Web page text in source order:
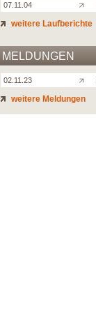
07.11.04
weitere Laufberichte
MELDUNGEN
02.11.23
weitere Meldungen